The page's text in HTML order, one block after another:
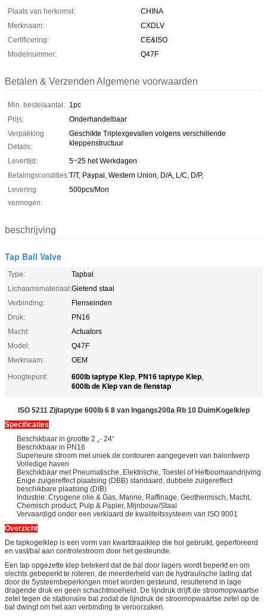
Plaats van herkomst:
CHINA
Merknaam:
CXDLV
Certificering:
CE&ISO
Modelnummer:
Q47F
Betalen & Verzenden Algemene voorwaarden
Min. bestelaantal: 1pc
Prijs:
Onderhandelbaar
Verpakking
Details:
Geschikte Triplexgevallen volgens verschillende
kleppenstructuur
Levertijd:
5~25 het Werkdagen
Betalingscondities:T/T, Paypal, Western Union, D/A, L/C, D/P,
Levering
vermogen:
500pcs/Mon
beschrijving
Tap Ball Valve
Type:
Tapbal
Lichaamsmateriaal:Gietend staal
Verbinding:
Flenseinden
Druk:
PN16
Macht:
Actuators
Model:
Q47F
Merknaam:
OEM
Hoogtepunt:
600lb taptype Klep, PN16 taptype Klep,
600lb de Klep van de flenstap
ISO 5211 Zijtaptype 600lb 6 8 van Ingangs200a Rb 10 DuimKogelklep
Specificaties
Beschikbaar in grootte 2 „- 24“
Beschikbaar in PN16
Superieure stroom met uniek de contouren aangegeven van balontwerp
Volledige haven
Beschikbaar met Pneumatische, Elektrische, Toestel of Hefboomaandrijving
Enige zuigereffect plaatsing (DBB) standaard, dubbele zuigereffect
beschikbare plaatsing (DIB)
Industrie: Cryogene olie & Gas, Marine, Raffinage, Geothermisch, Macht,
Chemisch product, Pulp & Papier, Mijnbouw/Staal
Vervaardigd onder een verklaard de kwaliteitssysteem van ISO 9001
Overzicht
De tapkogelklep is een vorm van kwartdraaiklep die hol gebruikt, geperforeerd
en vast/bal aan controlestroom door het gesteunde.
Een tap opgezette klep betekent dat de bal door lagers wordt beperkt en om
slechts gebeperkt te roteren, de meerderheid van de hydraulische lading dat
door de Systeembeperkingen moet worden gesteund, resulterend in lage
dragende druk en geen schachtmoeheid. De lijndruk drijft de stroomopwaartse
zetel tegen de stationaire bal zodat de lijndruk de stroomopwaartse zetel op de
bal dwingt om het aan verbinding te veroorzaken.